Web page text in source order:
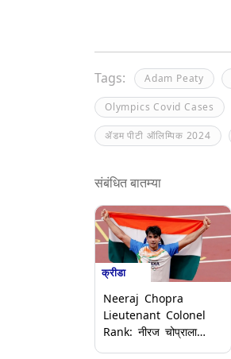
Tags: Adam Peaty
Olympics Covid Cases
ॲडम पीटी ऑलिम्पिक 2024
संबंधित बातम्या
क्रीडा
Neeraj Chopra
Lieutenant Colonel
Rank: नीरज चोप्राला